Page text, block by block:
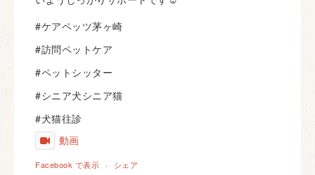
#ケアペッツ茅ヶ崎
#訪問ペットケア
#ペットシッター
#シニア犬シニア猫
#犬猫往診
動画
Facebook で表示 · シェア